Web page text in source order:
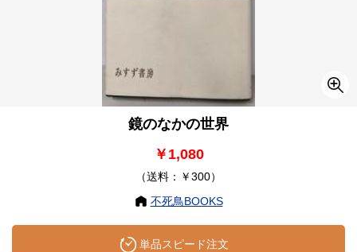
鏡のなかの世界
￥1,080
（送料：￥300）
不死鳥BOOKS
単品スピード注文